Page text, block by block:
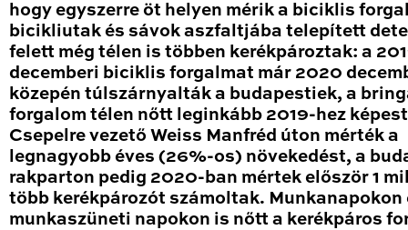
hogy egyszerre öt helyen mérik a biciklis
bicikliutak és sávok aszfaltjába telepített
felett még télen is többen kerékpároztak: a
decemberi biciklis forgalmat már 2020
közepén túlszárnyalták a budapestiek, a
forgalom télen nőtt leginkább 2019-hez
Csepelre vezető Weiss Manfréd úton mérték a
legnagyobb éves (26%-os) növekedést, a
rakparton pedig 2020-ban mértek először 1
több kerékpározót számoltak. Munkanapokon
munkaszüneti napokon is nőtt a kerékpáros